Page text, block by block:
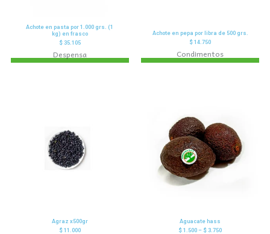
Achote en pasta por 1.000 grs. (1
kg) en frasco
$35.105
Despensa
Achote en pepa por libra de 500 grs.
$ 14.750
Condimentos
Agraz x500gr
$11.000
Aguacate hass
$ 1.500 – $ 3.750